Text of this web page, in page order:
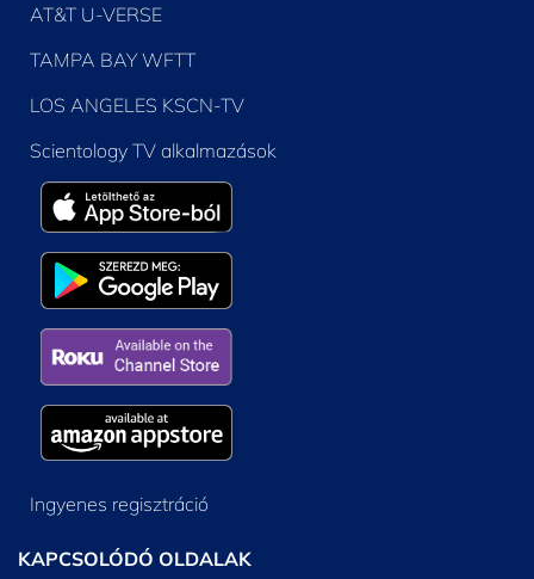
AT&T U-VERSE
TAMPA BAY WFTT
LOS ANGELES KSCN-TV
Scientology TV alkalmazások
Ingyenes regisztráció
KAPCSOLÓDÓ OLDALAK